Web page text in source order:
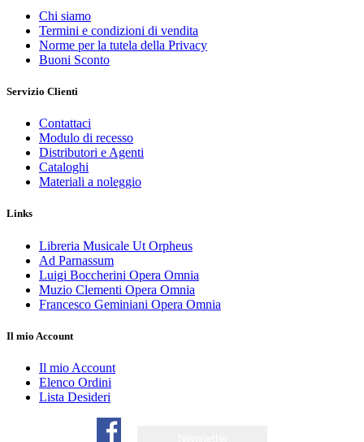
Chi siamo
Termini e condizioni di vendita
Norme per la tutela della Privacy
Buoni Sconto
Servizio Clienti
Contattaci
Modulo di recesso
Distributori e Agenti
Cataloghi
Materiali a noleggio
Links
Libreria Musicale Ut Orpheus
Ad Parnassum
Luigi Boccherini Opera Omnia
Muzio Clementi Opera Omnia
Francesco Geminiani Opera Omnia
Il mio Account
Il mio Account
Elenco Ordini
Lista Desideri